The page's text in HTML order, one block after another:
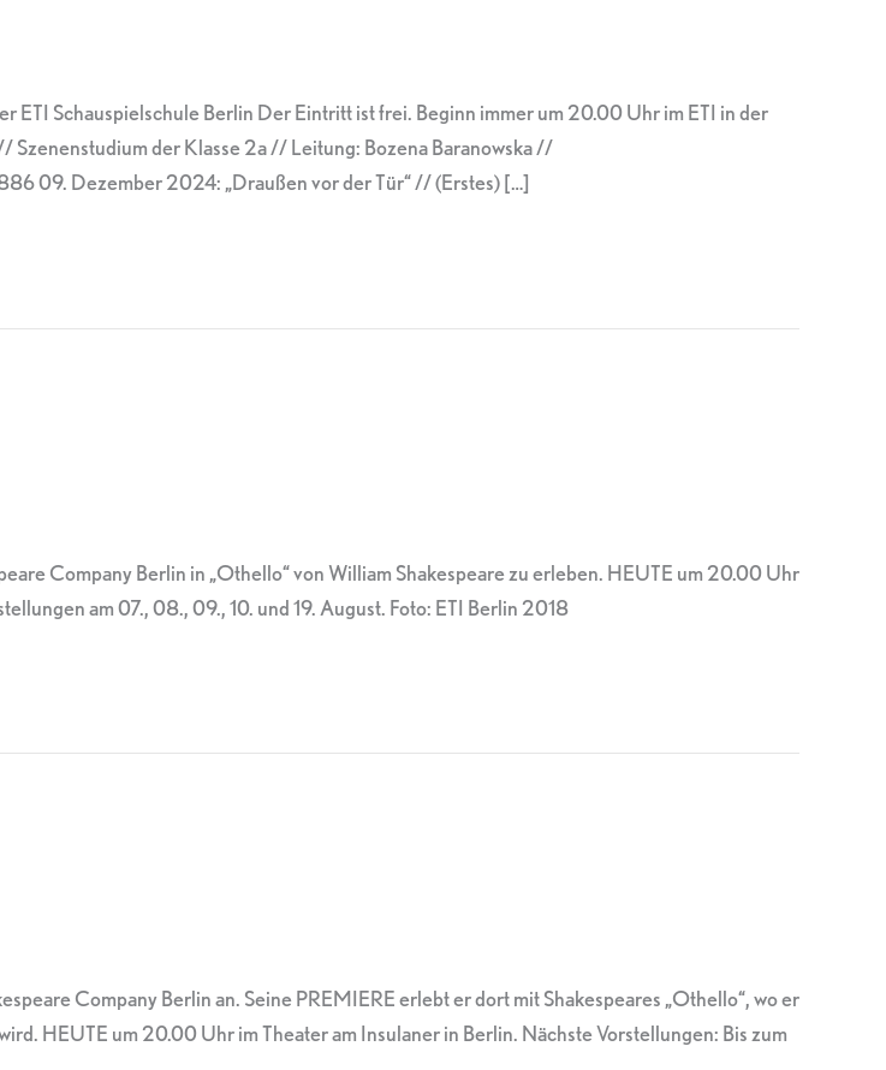
Schauspielschule Berlin Der Eintritt ist frei. Beginn immer um 20.00 Uhr im ETI in der
der Klasse 2a // Leitung: Bozena Baranowska //
09. Dezember 2024: „Draußen vor der Tür“ // (Erstes) […]
Company Berlin in „Othello“ von William Shakespeare zu erleben. HEUTE um 20.00 Uhr
am 07., 08., 09., 10. und 19. August. Foto: ETI Berlin 2018
Company Berlin an. Seine PREMIERE erlebt er dort mit Shakespeares „Othello“, wo er
HEUTE um 20.00 Uhr im Theater am Insulaner in Berlin. Nächste Vorstellungen: Bis zum